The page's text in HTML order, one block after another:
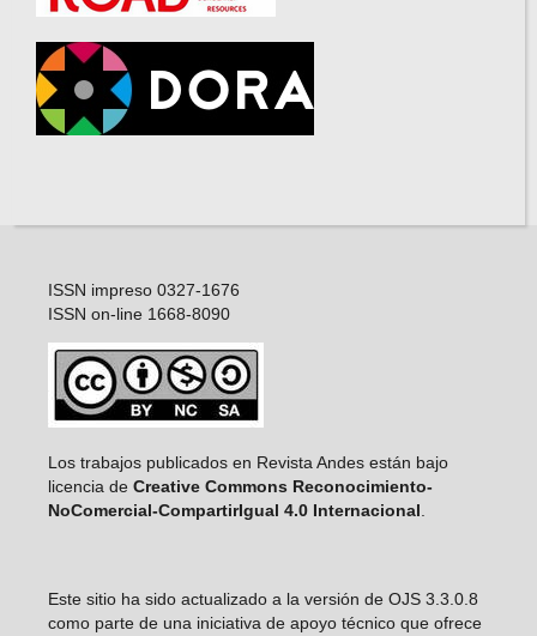
ISSN impreso 0327-1676
ISSN on-line 1668-8090
Los trabajos publicados en Revista Andes están bajo
licencia de Creative Commons Reconocimiento-
NoComercial-CompartirIgual 4.0 Internacional
Este sitio ha sido actualizado a la versión de OJS 3.3.0.8
como parte de una iniciativa de apoyo técnico que ofrece